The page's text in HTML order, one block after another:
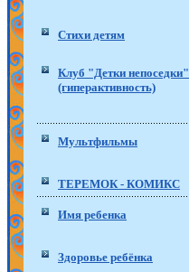
Стихи детям
Клуб "Детки непоседки"
(гиперактивность)
Мультфильмы
ТЕРЕМОК - КОМИКС
Имя ребенка
Здоровье ребёнка